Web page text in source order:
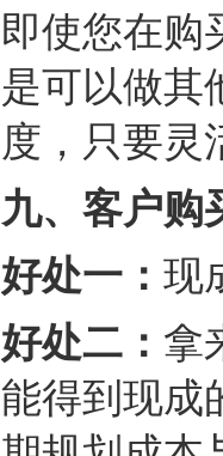
即使您在购
是可以做其
度，只要灵
九、 客户购
好处一： 现
好处二： 拿
能得到现成